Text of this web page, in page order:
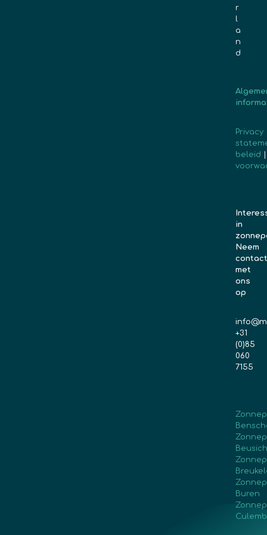
r
l
a
n
d
Privacy
beleid
in
Neem
contact
met
ons
op
+31
(0)85
060
7155
Buren